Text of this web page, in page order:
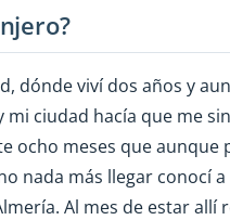
dónde viví dos años y
ciudad hacía que me
ocho meses que aunque
nada más llegar conocí
Al mes de estar allí